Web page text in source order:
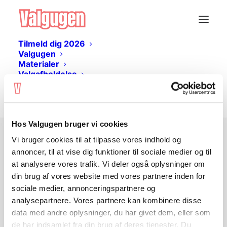
Hos Valgugen bruger vi cookies
Vi bruger cookies til at tilpasse vores indhold og
annoncer, til at vise dig funktioner til sociale medier og til
at analysere vores trafik. Vi deler også oplysninger om
din brug af vores website med vores partnere inden for
sociale medier, annonceringspartnere og
analysepartnere. Vores partnere kan kombinere disse
data med andre oplysninger, du har givet dem, eller som
de har indsamlet fra din brug af deres tjenester. Du
Tilmeld dig 2026
Valgugen
Materialer
Valgafholdelse
Livestream
Log ind
Ingen adgang?
Undervisningsmaterialet er gratis og kan
hentes her på siden. Du skallogge ind
elleroprette en brugerfor at tilgå
materialet.